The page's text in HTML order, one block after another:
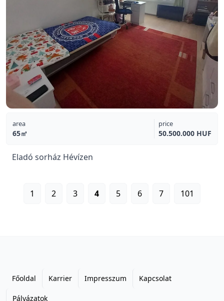
area
65㎡
price
50.500.000 HUF
Eladó sorház Hévízen
1 2 3 4 5 6 7 101
Főoldal Karrier Impresszum Kapcsolat
Pályázatok